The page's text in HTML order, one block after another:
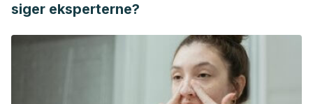
siger eksperterne?